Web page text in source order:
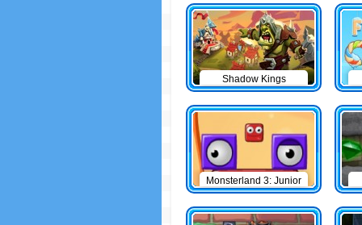
Shadow Kings
Monsterland 3: Junior
Returns